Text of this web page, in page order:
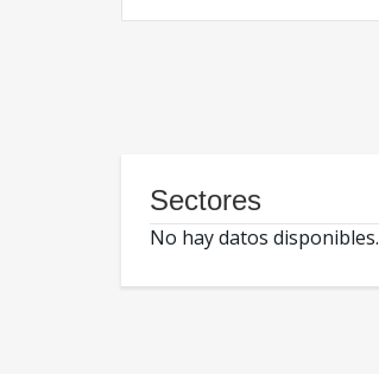
Sectores
No hay datos disponibles.